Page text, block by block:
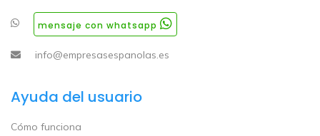
mensaje con whatsapp
info@empresasespanolas.es
Ayuda del usuario
Cómo funciona